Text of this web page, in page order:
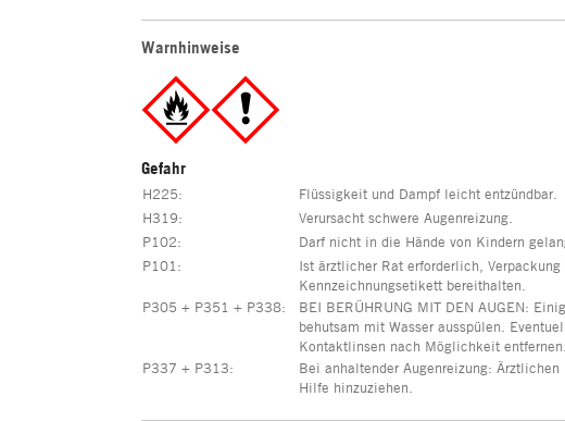
Warnhinweise
Gefahr
H225:
Flüssigkeit und Dampf leicht entzündbar.
H319:
Verursacht schwere Augenreizung.
P102:
Darf nicht in die Hände von Kindern
P101 :
Ist ärztlicher Rat erforderlich, Verpackung
Kennzeichnungsetikett bereithalten.
P305 + P351 + P338:
BEI BERÜHRUNG MIT DEN AUGEN:
behutsam mit Wasser ausspülen.
Kontaktlinsen nach Möglichkeit
P337 + P313:
Bei anhaltender Augenreizung:
Hilfe hinzuziehen.